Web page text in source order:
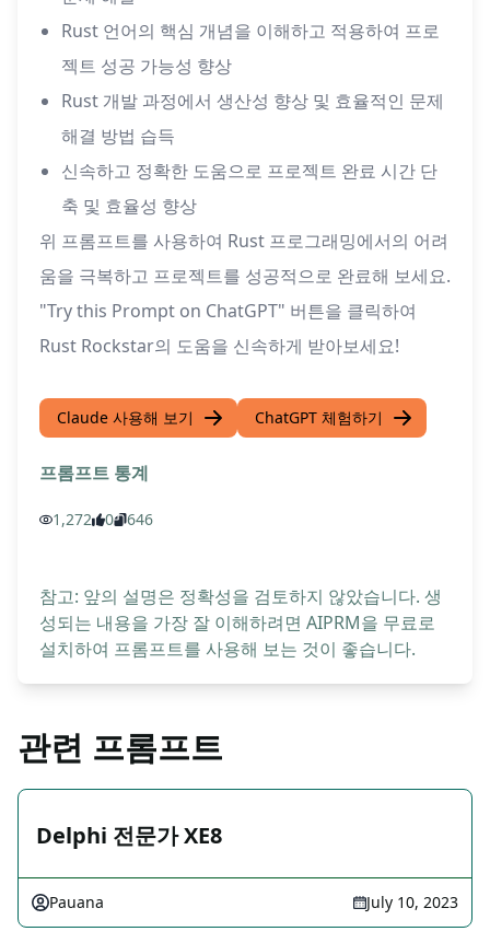
Rust 언어의 핵심 개념을 이해하고 적용하여 프로
젝트 성공 가능성 향상
Rust 개발 과정에서 생산성 향상 및 효율적인 문제
해결 방법 습득
신속하고 정확한 도움으로 프로젝트 완료 시간 단
축 및 효율성 향상
위 프롬프트를 사용하여 Rust 프로그래밍에서의 어려
움을 극복하고 프로젝트를 성공적으로 완료해 보세요.
"Try this Prompt on ChatGPT" 버튼을 클릭하여
Rust Rockstar의 도움을 신속하게 받아보세요!
Claude 사용해 보기 ChatGPT 체험하기
프롬프트 통계
1,272 0 646
참고: 앞의 설명은 정확성을 검토하지 않았습니다. 생
성되는 내용을 가장 잘 이해하려면 AIPRM을 무료로
설치하여 프롬프트를 사용해 보는 것이 좋습니다.
관련 프롬프트
Delphi 전문가 XE8
Pauana July 10, 2023